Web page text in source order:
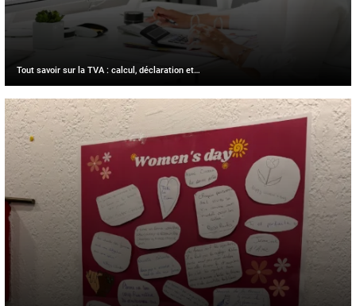
Tout savoir sur la TVA : calcul, déclaration et…